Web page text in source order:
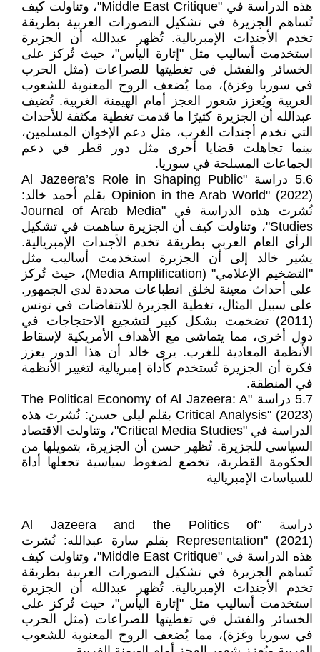
هذه الدراسة في "Middle East Critique"، وتناولت كيف
تُساهم الجزيرة في تشكيل التصورات العربية بطريقة
تخدم الأجندات الإمبريالية. تُظهر عبدالله أن الجزيرة
استخدمت أساليب مثل "إثارة اليأس"، حيث تُركز على
الخسائر والفشل في تغطيتها للصراعات (مثل الحرب
في سوريا وغزة)، مما يُضعف الروح المعنوية للشعوب
العربية ويُعزز شعور العجز أمام الهيمنة الغربية. تُضيف
عبدالله أن الجزيرة كثيرًا ما قدمت تغطية مكثفة للأحداث
التي تخدم أجندات الغرب، مثل دعم الإخوان المسلمين،
بينما تجاهلت قضايا أخرى مثل دور قطر في دعم
الجماعات المسلحة في سوريا.
5.6 دراسة "Al Jazeera’s Role in Shaping Public
Opinion in the Arab World" (2022) بقلم أحمد خالد:
نُشرت هذه الدراسة في "Journal of Arab Media
Studies"، وتناولت كيف أن الجزيرة ساهمت في تشكيل
الرأي العام العربي بطريقة تخدم الأجندات الإمبريالية.
يشير خالد إلى أن الجزيرة استخدمت أساليب مثل
"التضخيم الإعلامي" (Media Amplification)، حيث تُركز
على أحداث معينة لخلق انطباعات محددة لدى الجمهور.
على سبيل المثال، تغطية الجزيرة للانتفاضات في تونس
(2011) تضخمت بشكل كبير لتشجيع الاحتجاجات في
دول أخرى، مما يتماشى مع الأهداف الأمريكية لإسقاط
الأنظمة المعادية للغرب. يرى خالد أن هذا الدور يعزز
فكرة أن الجزيرة تُستخدم كأداة إمبريالية لتغيير الأنظمة
في المنطقة.
5.7 دراسة "The Political Economy of Al Jazeera: A
Critical Analysis" (2023) بقلم ليلى حسن: نُشرت هذه
الدراسة في "Critical Media Studies"، وتناولت الاقتصاد
السياسي للجزيرة. تُظهر حسن أن الجزيرة، بتمويلها من
الحكومة القطرية، تخضع لضغوط سياسية تجعلها أداة
للسياسات الإمبريالية
دراسة "Al Jazeera and the Politics of
Representation" (2021) بقلم سارة عبدالله: نُشرت
هذه الدراسة في "Middle East Critique"، وتناولت كيف
تُساهم الجزيرة في تشكيل التصورات العربية بطريقة
تخدم الأجندات الإمبريالية. تُظهر عبدالله أن الجزيرة
استخدمت أساليب مثل "إثارة اليأس"، حيث تُركز على
الخسائر والفشل في تغطيتها للصراعات (مثل الحرب
في سوريا وغزة)، مما يُضعف الروح المعنوية للشعوب